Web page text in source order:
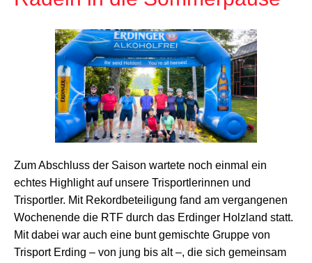
Zum Abschluss der Saison wartete noch einmal ein
echtes Highlight auf unsere Trisportlerinnen und
Trisportler. Mit Rekordbeteiligung fand am vergangenen
Wochenende die RTF durch das Erdinger Holzland statt.
Mit dabei war auch eine bunt gemischte Gruppe von
Trisport Erding – von jung bis alt –, die sich gemeinsam